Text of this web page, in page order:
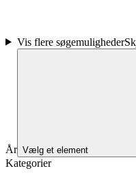
Vis flere søgemuligheder
År Vælg et element
Kategorier